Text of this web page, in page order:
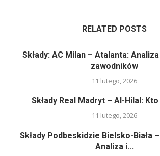
RELATED POSTS
Składy: AC Milan – Atalanta:
zawodników
11 lutego, 2026
Składy Real Madryt – Al-Hilal:
11 lutego, 2026
Składy Podbeskidzie Bielsko-Biała –
Analiza i...